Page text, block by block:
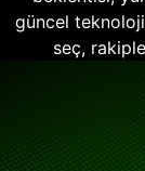
güncel
seç,